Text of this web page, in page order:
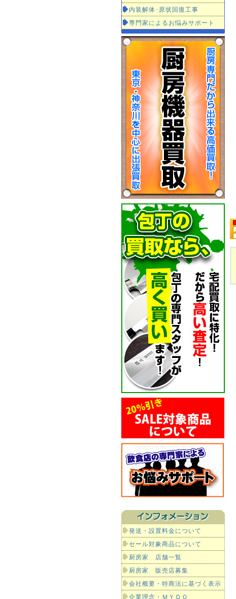
内装解体･原状回復工事
専門家によるお悩みサポート
発送・設置料金について
セール対象商品について
厨房家 店舗一覧
厨房家 販売店募集
会社概要・特商法に基づく表示
企業理念・ＭＹＤＯ